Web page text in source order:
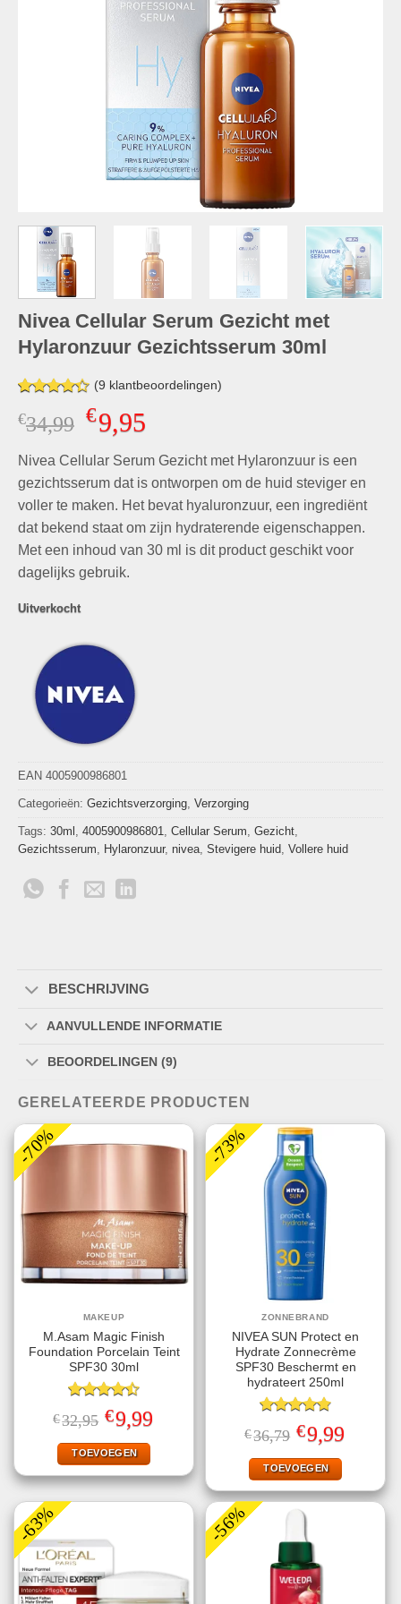
Nivea Cellular Serum Gezicht met
Hylaronzuur Gezichtsserum 30ml
Gewaardeerd
4.33op 5
gebaseerd
waarderingen
(9 klantbeoordelingen)
€34,99 Oorspronkelijke
prijs
was:
€34,99.
€9,95Huidige
is:
€9,95.
Nivea Cellular Serum Gezicht met Hylaronzuur is een
gezichtsserum dat is ontworpen om de huid steviger en
voller te maken. Het bevat hyaluronzuur, een ingrediënt
dat bekend staat om zijn hydraterende eigenschappen.
Met een inhoud van 30 ml is dit product geschikt voor
dagelijks gebruik.
Uitverkocht
EAN 4005900986801
Categorieën: Gezichtsverzorging, Verzorging
Tags: 30ml , 4005900986801, Cellular Serum, Gezicht,
Gezichtsserum, Hylaronzuur, nivea, Stevigere huid, Vollere huid
BESCHRIJVING
AANVULLENDE INFORMATIE
BEOORDELINGEN (9)
GERELATEERDE PRODUCTEN
-70%
MAKEUP
M.Asam Magic Finish
Foundation Porcelain Teint
SPF30 30ml
Gewaardeerd
4.50uit 5
€32,95 Oorspronkelijke
prijs
was:
€32,95.
€9,99Huidige
prijs
TOEVOEGEN
-73%
ZONNEBRAND
NIVEA SUN Protect en
Hydrate Zonnecrème
SPF30 Beschermt en
hydrateert 250ml
Gewaardeerd
4.78uit 5
€36,79 Oorspronkelijke
prijs
was:
€36,79.
€9,99Huidige
prijs
TOEVOEGEN
-63% -56%